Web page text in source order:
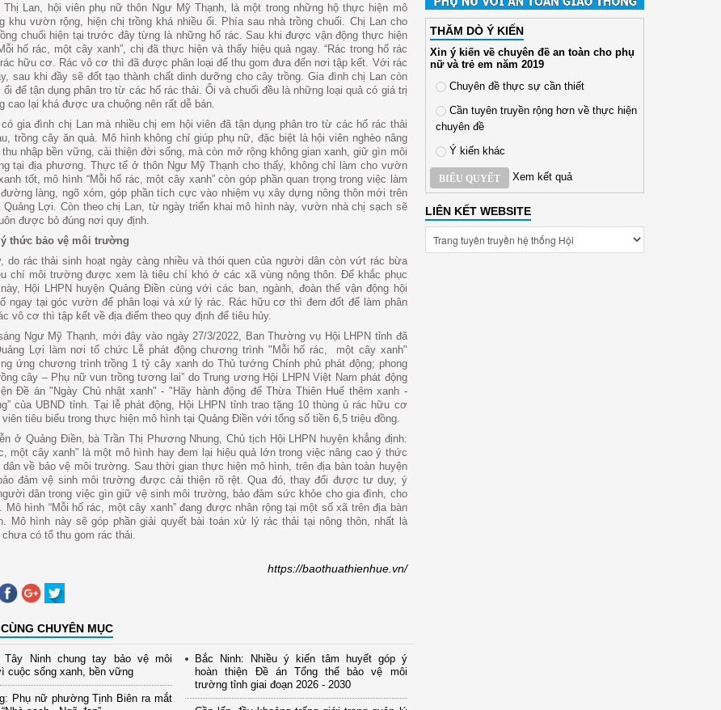
Thị Lan, hội viên phụ nữ thôn Ngư Mỹ Thạnh, là một trong những hộ thực hiện mô
khu vườn rộng, hiện chị trồng khá nhiều ổi. Phía sau nhà trồng chuối. Chị Lan cho
chuối hiện tại trước đây từng là những hố rác. Sau khi được vận động thực hiện
hố rác, một cây xanh”, chị đã thực hiện và thấy hiệu quả ngay. “Rác trong hố rác
hữu cơ. Rác vô cơ thì đã được phân loại để thu gom đưa đến nơi tập kết. Với rác
sau khi đầy sẽ đốt tạo thành chất dinh dưỡng cho cây trồng. Gia đình chị Lan còn
ổi để tận dụng phân tro từ các hố rác thải. Ổi và chuối đều là những loại quả có giá trị
cao lại khá được ưa chuộng nên rất dễ bán.
có gia đình chị Lan mà nhiều chị em hội viên đã tận dụng phân tro từ các hố rác thải
trồng cây ăn quả. Mô hình không chỉ giúp phụ nữ, đặc biệt là hội viên nghèo nâng
thu nhập bền vững, cải thiện đời sống, mà còn mở rộng không gian xanh, giữ gìn môi
tại địa phương. Thực tế ở thôn Ngư Mỹ Thạnh cho thấy, không chỉ làm cho vườn
tốt, mô hình “Mỗi hố rác, một cây xanh” còn góp phần quan trọng trong việc làm
làng, ngõ xóm, góp phần tích cực vào nhiệm vụ xây dựng nông thôn mới trên
Quảng Lợi. Còn theo chị Lan, từ ngày triển khai mô hình này, vườn nhà chị sạch sẽ
được bỏ đúng nơi quy định.
ý thức bảo vệ môi trường
do rác thải sinh hoạt ngày càng nhiều và thói quen của người dân còn vứt rác bừa
chí môi trường được xem là tiêu chí khó ở các xã vùng nông thôn. Để khắc phục
Hội LHPN huyện Quảng Điền cùng với các ban, ngành, đoàn thể vận động hội
ngay tại góc vườn để phân loại và xử lý rác. Rác hữu cơ thì đem đốt để làm phân
vô cơ thì tập kết về địa điểm theo quy định để tiêu hủy.
Ngư Mỹ Thạnh, mới đây vào ngày 27/3/2022, Ban Thường vụ Hội LHPN tỉnh đã
Lợi làm nơi tổ chức Lễ phát động chương trình "Mỗi hố rác, một cây xanh"
ứng chương trình trồng 1 tỷ cây xanh do Thủ tướng Chính phủ phát động; phong
cây – Phụ nữ vun trồng tương lai” do Trung ương Hội LHPN Việt Nam phát động
Đề án "Ngày Chủ nhật xanh" - "Hãy hành động để Thừa Thiên Huế thêm xanh -
của UBND tỉnh. Tại lễ phát động, Hội LHPN tỉnh trao tặng 10 thùng ủ rác hữu cơ
tiêu biểu trong thực hiện mô hình tại Quảng Điền với tổng số tiền 6,5 triệu đồng.
ở Quảng Điền, bà Trần Thị Phương Nhung, Chủ tịch Hội LHPN huyện khẳng định:
một cây xanh” là một mô hình hay đem lại hiệu quả lớn trong việc nâng cao ý thức
về bảo vệ môi trường. Sau thời gian thực hiện mô hình, trên địa bàn toàn huyện
đảm vệ sinh môi trường được cải thiện rõ rệt. Qua đó, thay đổi được tư duy, ý
dân trong việc gìn giữ vệ sinh môi trường, bảo đảm sức khỏe cho gia đình, cho
Mô hình “Mỗi hố rác, một cây xanh” đang được nhân rộng tại một số xã trên địa bàn
Mô hình này sẽ góp phần giải quyết bài toán xử lý rác thải tại nông thôn, nhất là
có tổ thu gom rác thải.
https://baothuathienhue.vn/
CHUYÊN MỤC
Tây Ninh chung tay bảo vệ môi
cuộc sống xanh, bền vững
Phụ nữ phường Tịnh Biên ra mắt
Bắc Ninh: Nhiều ý kiến tâm huyết góp ý
hoàn thiện Đề án Tổng thể bảo vệ môi
trường tỉnh giai đoạn 2026 - 2030
THĂM DÒ Ý KIẾN
Xin ý kiến về chuyên đề an toàn cho phụ
nữ và trẻ em năm 2019
Chuyên đề thực sự cần thiết
Cần tuyên truyền rộng hơn về thực hiện
chuyên đề
Ý kiến khác
BIỂU QUYẾT Xem kết quả
LIÊN KẾT WEBSITE